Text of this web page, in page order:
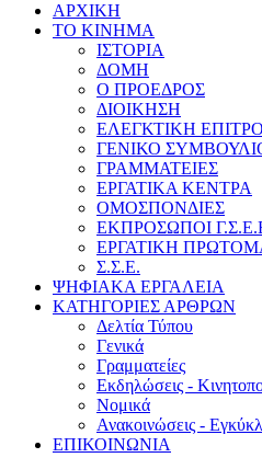
ΑΡΧΙΚΗ
ΤΟ ΚΙΝΗΜΑ
ΙΣΤΟΡΙΑ
ΔΟΜΗ
Ο ΠΡΟΕΔΡΟΣ
ΔΙΟΙΚΗΣΗ
ΕΛΕΓΚΤΙΚΗ
ΓΕΝΙΚΟ
ΓΡΑΜΜΑΤΕΙΕΣ
ΕΡΓΑΤΙΚΑ ΚΕΝΤΡΑ
ΟΜΟΣΠΟΝΔΙΕΣ
ΕΚΠΡΟΣΩΠΟΙ
ΕΡΓΑΤΙΚΗ
Σ.Σ.Ε.
ΨΗΦΙΑΚΑ ΕΡΓΑΛΕΙΑ
ΚΑΤΗΓΟΡΙΕΣ ΑΡΘΡΩΝ
Δελτία Τύπου
Γενικά
Γραμματείες
Εκδηλώσεις -
Νομικά
Ανακοινώσεις -
ΕΠΙΚΟΙΝΩΝΙΑ